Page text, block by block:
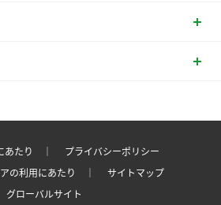
あたり ｜
プライバシーポリシー
アの利用にあたり ｜
サイトマップ
グローバルサイト